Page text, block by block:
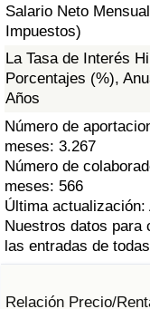
Salario Neto
Impuestos)
La Tasa de Interés
Porcentajes (%),
Años
Número de
meses: 3.267
Número de
meses: 566
Última actualización:
Nuestros datos para
las entradas de
Relación Precio/
Índice de Sanidad
Índice de Sanidad
Índice de Sanidad
Contaminación
Índice de
Índice de
Índice de